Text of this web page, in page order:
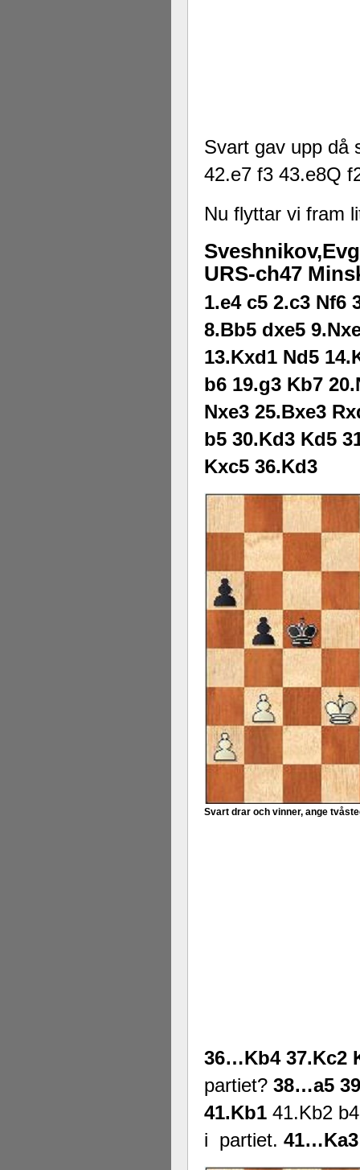
Svart gav upp då
42.e7 f3 43.e8Q
Nu flyttar vi fram
URS-ch47
1.e4 c5 2.c3 Nf6
8.Bb5 dxe5
13.Kxd1 Nd5
b6 19.g3 Kb7
Nxe3 25.Bxe3
b5 30.Kd3 Kd5
Kxc5 36.Kd3
Svart drar och vinner, ange
36…Kb4 37.Kc2
partiet? 38…a5
41.Kb1 41.Kb2
i partiet. 41…Ka3